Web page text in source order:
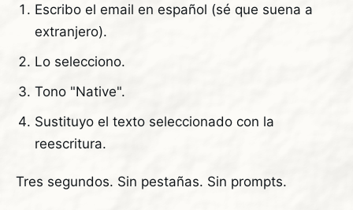
Escribo el email en español (sé que suena a
extranjero).
Lo selecciono.
Tono "Native".
Sustituyo el texto seleccionado con la
reescritura.
Tres segundos. Sin pestañas. Sin prompts.